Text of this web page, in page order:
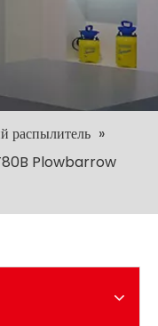
распылитель »
Plowbarrow